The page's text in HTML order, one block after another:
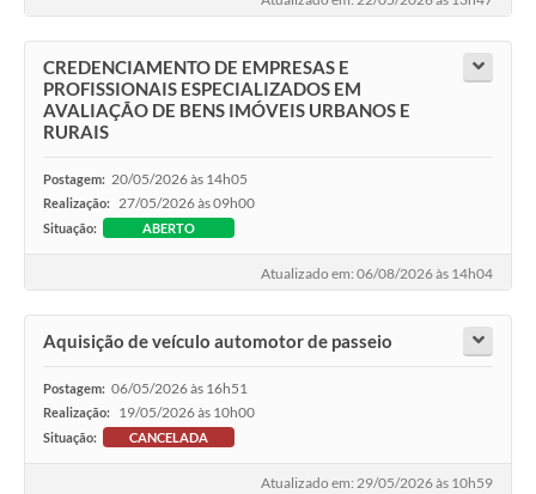
CREDENCIAMENTO DE EMPRESAS E
PROFISSIONAIS ESPECIALIZADOS EM
AVALIAÇÃO DE BENS IMÓVEIS URBANOS E
RURAIS
Postagem: 20/05/2026 às 14h05
Realização: 27/05/2026 às 09h00
Situação: ABERTO
Atualizado em: 06/08/2026 às 14h04
Aquisição de veículo automotor de passeio
Postagem: 06/05/2026 às 16h51
Realização: 19/05/2026 às 10h00
Situação: CANCELADA
Atualizado em: 29/05/2026 às 10h59